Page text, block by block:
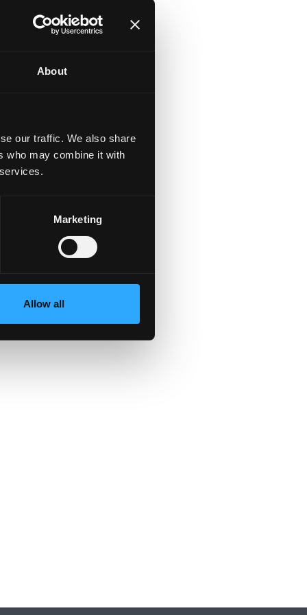
About
our traffic. We also share
who may combine it with
Marketing
Allow all